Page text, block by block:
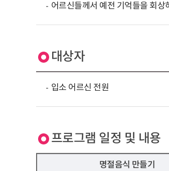
어르신들께서 예전 기억들을 회
대상자
입소 어르신 전원
프로그램 일정 및 내용
명절음식 만들기